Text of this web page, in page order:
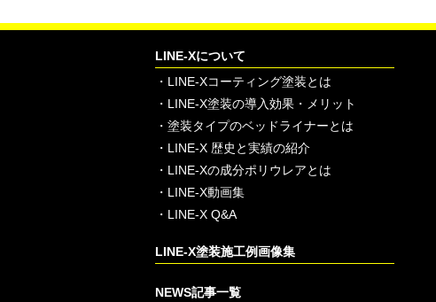
LINE-Xについて
・ LINE-Xコーティング塗装とは
・ LINE-X塗装の導入効果・メリット
・塗装タイプのベッドライナーとは
・ LINE-X 歴史と実績の紹介
・ LINE-Xの成分ポリウレアとは
・ LINE-X動画集
・ LINE-X Q&A
LINE-X塗装施工例画像集
NEWS記事一覧